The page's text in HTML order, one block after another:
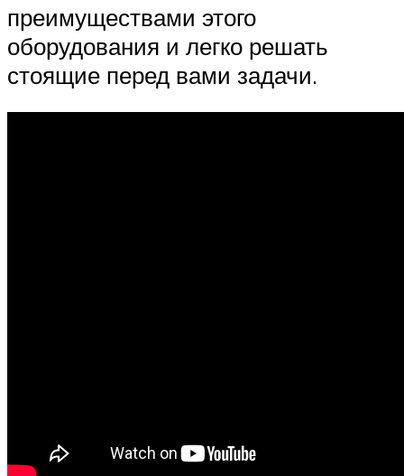
преимуществами этого
оборудования и легко решать
стоящие перед вами задачи.